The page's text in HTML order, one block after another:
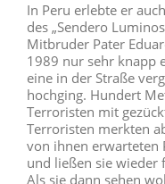
In Peru erlebte er
des „Sendero
Mitbruder Pater
1989 nur sehr knapp
eine in der Straße
hochging. Hundert
Terroristen mit
Terroristen merkten
von ihnen erwarteten
und ließen sie wieder
Als sie dann sehen